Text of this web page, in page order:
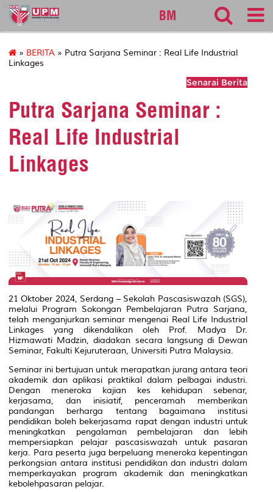
sgs
BM
» BERITA » Putra Sarjana Seminar : Real Life Industrial
Linkages
Senarai Berita
Putra Sarjana Seminar :
Real Life Industrial
Linkages
21 Oktober 2024, Serdang – Sekolah Pascasiswazah (SGS),
melalui Program Sokongan Pembelajaran Putra Sarjana,
telah menganjurkan seminar mengenai Real Life Industrial
Linkages yang dikendalikan oleh Prof. Madya Dr.
Hizmawati Madzin, diadakan secara langsung di Dewan
Seminar, Fakulti Kejuruteraan, Universiti Putra Malaysia.
Seminar ini bertujuan untuk merapatkan jurang antara teori
akademik dan aplikasi praktikal dalam pelbagai industri.
Dengan meneroka kajian kes kehidupan sebenar,
kerjasama, dan inisiatif, penceramah memberikan
pandangan berharga tentang bagaimana institusi
pendidikan boleh bekerjasama rapat dengan industri untuk
meningkatkan pengalaman pembelajaran dan lebih
mempersiapkan pelajar pascasiswazah untuk pasaran
kerja. Para peserta juga berpeluang meneroka kepentingan
perkongsian antara institusi pendidikan dan industri dalam
memperkayakan program akademik dan meningkatkan
kebolehpasaran pelajar.